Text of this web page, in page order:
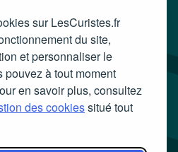
sur LesCuristes.fr
du site,
et personnaliser le
pouvez à tout moment
en savoir plus, consultez
des cookiessitué tout
de-l'Orne
Guyon